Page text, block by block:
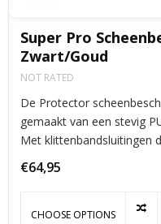
Super Pro
Zwart/Goud
NOT RATED
De Protector
gemaakt van een stevig
Met klittenbandsluitingen
scheenbeschermers goed
elastiek bij de voet.
€64,95
CHOOSE OPTIONS